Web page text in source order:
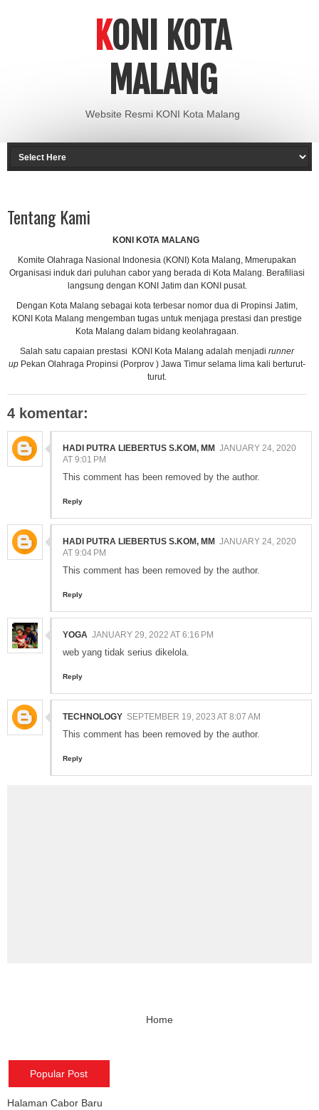
KONI KOTA
MALANG
Website Resmi KONI Kota Malang
Tentang Kami
KONI KOTA MALANG
Komite Olahraga Nasional Indonesia (KONI) Kota Malang, Mmerupakan
Organisasi induk dari puluhan cabor yang berada di Kota Malang. Berafiliasi
langsung dengan KONI Jatim dan KONI pusat.
Dengan Kota Malang sebagai kota terbesar nomor dua di Propinsi Jatim,
KONI Kota Malang mengemban tugas untuk menjaga prestasi dan prestige
Kota Malang dalam bidang keolahragaan.
Salah satu capaian prestasi KONI Kota Malang adalah menjadi runner
up Pekan Olahraga Propinsi (Porprov ) Jawa Timur selama lima kali berturut-
turut.
4 komentar:
HADI PUTRA LIEBERTUS S.KOM, MM JANUARY 24, 2020
AT 9:01 PM
This comment has been removed by the author.
Reply
HADI PUTRA LIEBERTUS S.KOM, MM JANUARY 24, 2020
AT 9:04 PM
This comment has been removed by the author.
Reply
YOGA JANUARY 29, 2022 AT 6:16 PM
web yang tidak serius dikelola.
Reply
TECHNOLOGY SEPTEMBER 19, 2023 AT 8:07 AM
This comment has been removed by the author.
Reply
Home
Popular Post
Halaman Cabor Baru